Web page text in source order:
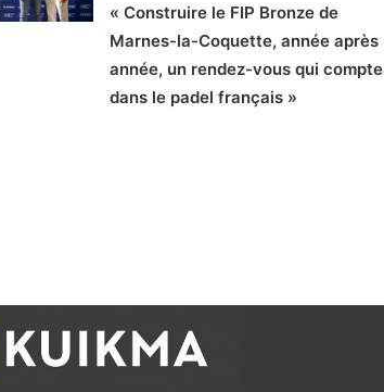
« Construire le FIP Bronze de
Marnes-la-Coquette, année après
année, un rendez-vous qui compte
dans le padel français »